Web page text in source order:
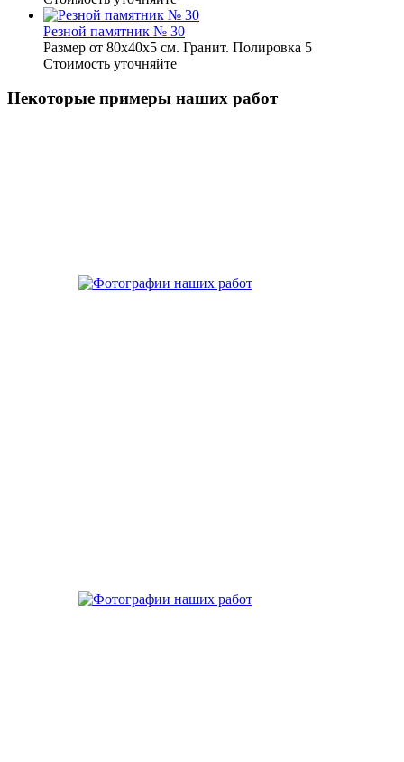
Резной памятник № 30
Размер от 80х40х5 см. Гранит. Полировка 5
Стоимость уточняйте
Некоторые примеры наших работ